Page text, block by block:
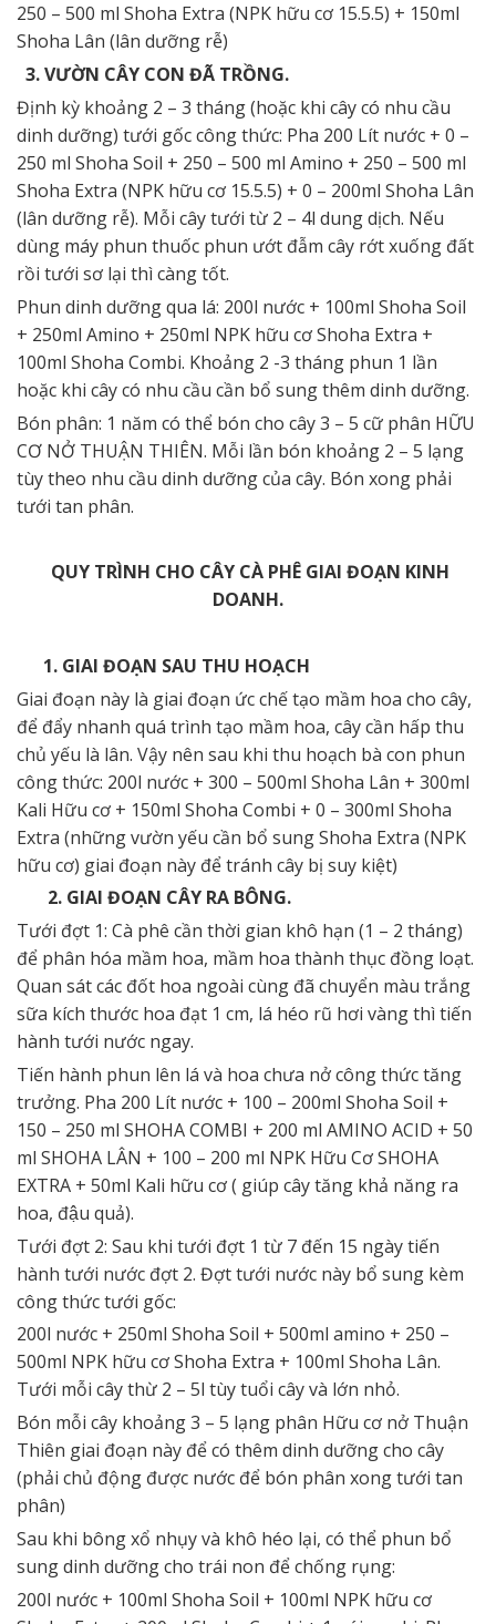
250 – 500 ml Shoha Extra (NPK hữu cơ 15.5.5) + 150ml
Shoha Lân (lân dưỡng rễ)
3. VƯỜN CÂY CON ĐÃ TRỒNG.
Định kỳ khoảng 2 – 3 tháng (hoặc khi cây có nhu cầu
dinh dưỡng) tưới gốc công thức: Pha 200 Lít nước + 0 –
250 ml Shoha Soil + 250 – 500 ml Amino + 250 – 500 ml
Shoha Extra (NPK hữu cơ 15.5.5) + 0 – 200ml Shoha Lân
(lân dưỡng rễ). Mỗi cây tưới từ 2 – 4l dung dịch. Nếu
dùng máy phun thuốc phun ướt đẫm cây rớt xuống đất
rồi tưới sơ lại thì càng tốt.
Phun dinh dưỡng qua lá: 200l nước + 100ml Shoha Soil
+ 250ml Amino + 250ml NPK hữu cơ Shoha Extra +
100ml Shoha Combi. Khoảng 2 -3 tháng phun 1 lần
hoặc khi cây có nhu cầu cần bổ sung thêm dinh dưỡng.
Bón phân: 1 năm có thể bón cho cây 3 – 5 cữ phân HỮU
CƠ NỞ THUẬN THIÊN. Mỗi lần bón khoảng 2 – 5 lạng
tùy theo nhu cầu dinh dưỡng của cây. Bón xong phải
tưới tan phân.
QUY TRÌNH CHO CÂY CÀ PHÊ GIAI ĐOẠN KINH
DOANH.
1. GIAI ĐOẠN SAU THU HOẠCH
Giai đoạn này là giai đoạn ức chế tạo mầm hoa cho cây,
để đẩy nhanh quá trình tạo mầm hoa, cây cần hấp thu
chủ yếu là lân. Vậy nên sau khi thu hoạch bà con phun
công thức: 200l nước + 300 – 500ml Shoha Lân + 300ml
Kali Hữu cơ + 150ml Shoha Combi + 0 – 300ml Shoha
Extra (những vườn yếu cần bổ sung Shoha Extra (NPK
hữu cơ) giai đoạn này để tránh cây bị suy kiệt)
2. GIAI ĐOẠN CÂY RA BÔNG.
Tưới đợt 1: Cà phê cần thời gian khô hạn (1 – 2 tháng)
để phân hóa mầm hoa, mầm hoa thành thục đồng loạt.
Quan sát các đốt hoa ngoài cùng đã chuyển màu trắng
sữa kích thước hoa đạt 1 cm, lá héo rũ hơi vàng thì tiến
hành tưới nước ngay.
Tiến hành phun lên lá và hoa chưa nở công thức tăng
trưởng. Pha 200 Lít nước + 100 – 200ml Shoha Soil +
150 – 250 ml SHOHA COMBI + 200 ml AMINO ACID + 50
ml SHOHA LÂN + 100 – 200 ml NPK Hữu Cơ SHOHA
EXTRA + 50ml Kali hữu cơ ( giúp cây tăng khả năng ra
hoa, đậu quả).
Tưới đợt 2: Sau khi tưới đợt 1 từ 7 đến 15 ngày tiến
hành tưới nước đợt 2. Đợt tưới nước này bổ sung kèm
công thức tưới gốc:
200l nước + 250ml Shoha Soil + 500ml amino + 250 –
500ml NPK hữu cơ Shoha Extra + 100ml Shoha Lân.
Tưới mỗi cây thừ 2 – 5l tùy tuổi cây và lớn nhỏ.
Bón mỗi cây khoảng 3 – 5 lạng phân Hữu cơ nở Thuận
Thiên giai đoạn này để có thêm dinh dưỡng cho cây
(phải chủ động được nước để bón phân xong tưới tan
phân)
Sau khi bông xổ nhụy và khô héo lại, có thể phun bổ
sung dinh dưỡng cho trái non để chống rụng:
200l nước + 100ml Shoha Soil + 100ml NPK hữu cơ